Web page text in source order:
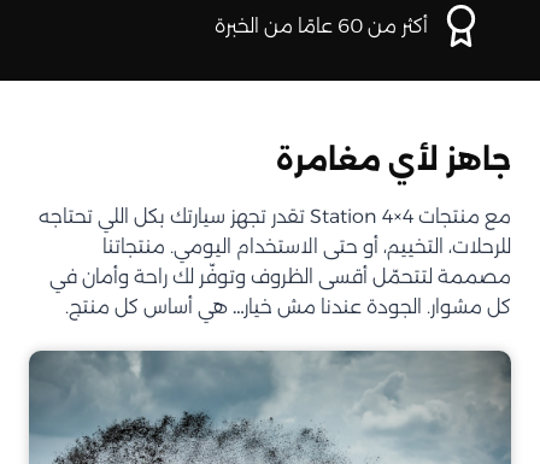
أكثر من 60 عامًا من الخبرة
جاهز لأي مغامرة
مع منتجات Station 4×4 تقدر تجهز سيارتك بكل اللي تحتاجه
للرحلات، التخييم، أو حتى الاستخدام اليومي. منتجاتنا
مصممة لتتحمّل أقسى الظروف وتوفّر لك راحة وأمان في
كل مشوار. الجودة عندنا مش خيار… هي أساس كل منتج.